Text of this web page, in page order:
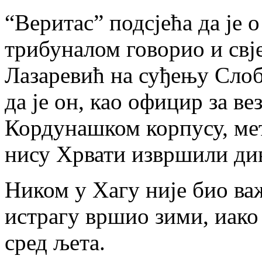
“Веритас” подсјећа да
трибуналом говорио и
Лазаревић на суђењу
да је он, као официр за
Кордунашком корпусу,
нису Хрвати извршили
Ником у Хагу није био
истрагу вршио зими, иако
сред љета.